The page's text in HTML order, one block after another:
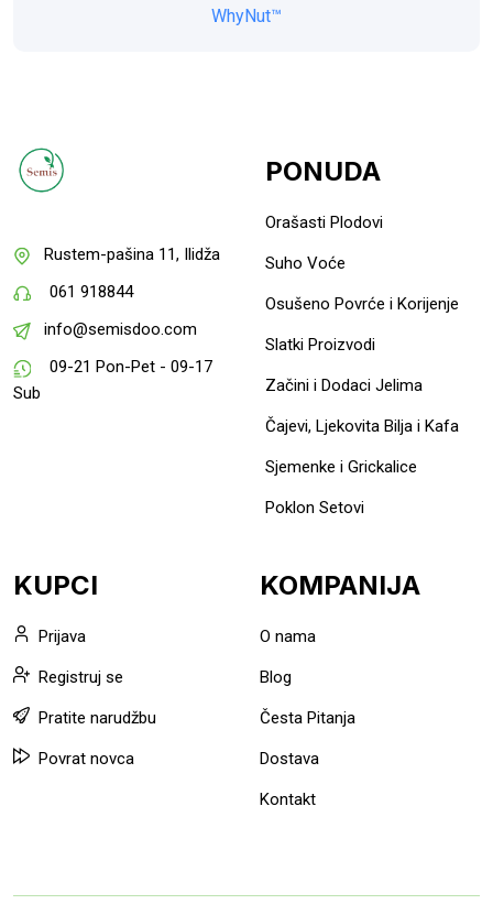
WhyNut™
Rustem-pašina 11, Ilidža
061 918844
info@semisdoo.com
09-21 Pon-Pet - 09-17
Sub
PONUDA
Orašasti Plodovi
Suho Voće
Osušeno Povrće i Korijenje
Slatki Proizvodi
Začini i Dodaci Jelima
Čajevi, Ljekovita Bilja i Kafa
Sjemenke i Grickalice
Poklon Setovi
KUPCI
Prijava
Registruj se
Pratite narudžbu
Povrat novca
KOMPANIJA
O nama
Blog
Česta Pitanja
Dostava
Kontakt